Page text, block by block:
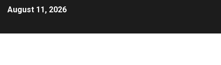
August 11, 2026